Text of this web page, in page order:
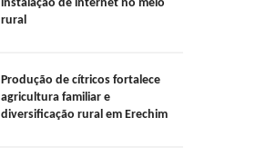
instalação de internet no meio
rural
Produção de cítricos fortalece
agricultura familiar e
diversificação rural em Erechim